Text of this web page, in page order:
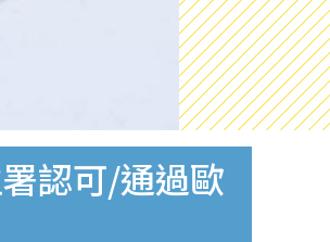
認可/通過歐